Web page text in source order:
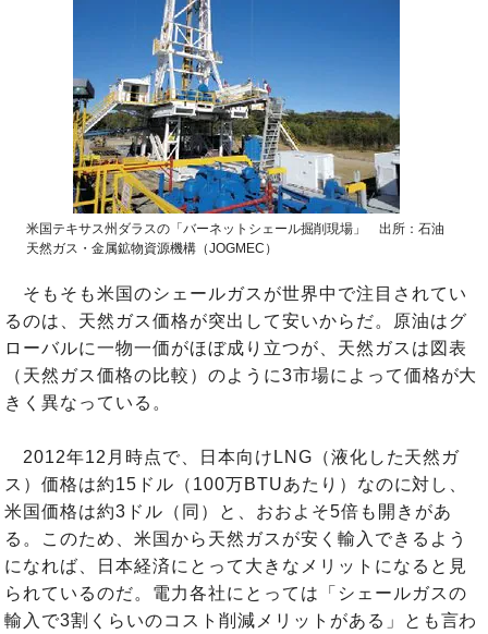
米国テキサス州ダラスの「バーネットシェール掘削現場」 出所：石油
天然ガス・金属鉱物資源機構（JOGMEC）
そもそも米国のシェールガスが世界中で注目されてい
るのは、天然ガス価格が突出して安いからだ。原油はグ
ローバルに一物一価がほぼ成り立つが、天然ガスは図表
（天然ガス価格の比較）のように3市場によって価格が大
きく異なっている。
2012年12月時点で、日本向けLNG（液化した天然ガ
ス）価格は約15ドル（100万BTUあたり）なのに対し、
米国価格は約3ドル（同）と、おおよそ5倍も開きがあ
る。このため、米国から天然ガスが安く輸入できるよう
になれば、日本経済にとって大きなメリットになると見
られているのだ。電力各社にとっては「シェールガスの
輸入で3割くらいのコスト削減メリットがある」とも言わ